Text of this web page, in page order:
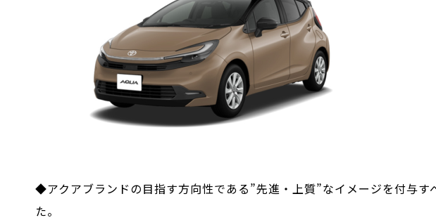
◆アクアブランドの目指す方向性である”先進・上質”なイメージを付与す
た。